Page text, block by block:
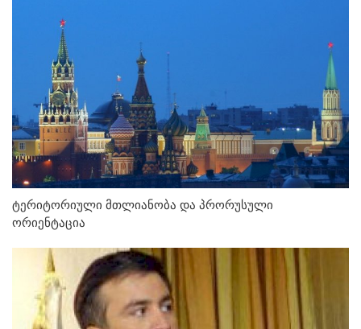
ტერიტორიული მთლიანობა და პრორუსული
ორიენტაცია